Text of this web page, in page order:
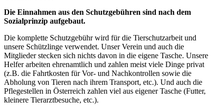
Die Einnahmen aus den Schutzgebühren sind nach dem
Sozialprinzip aufgebaut.
Die komplette Schutzgebühr wird für die Tierschutzarbeit und
unsere Schützlinge verwendet. Unser Verein und auch die
Mitglieder stecken sich nichts davon in die eigene Tasche. Unsere
Helfer arbeiten ehrenamtlich und zahlen meist viele Dinge privat
(z.B. die Fahrtkosten für Vor- und Nachkontrollen sowie die
Abholung von Tieren nach ihrem Transport, etc.). Und auch die
Pflegestellen in Österreich zahlen viel aus eigener Tasche (Futter,
kleinere Tierarztbesuche, etc.).